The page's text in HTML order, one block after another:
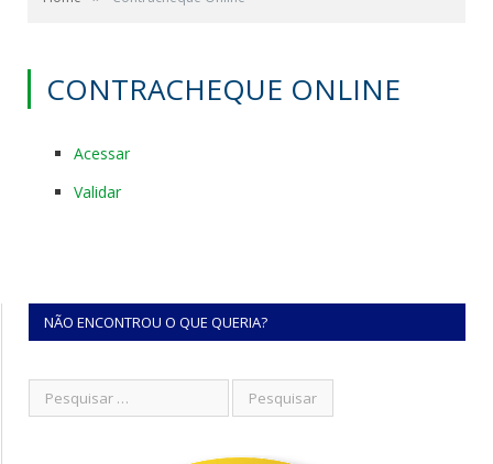
CONTRACHEQUE ONLINE
Acessar
Validar
NÃO ENCONTROU O QUE QUERIA?